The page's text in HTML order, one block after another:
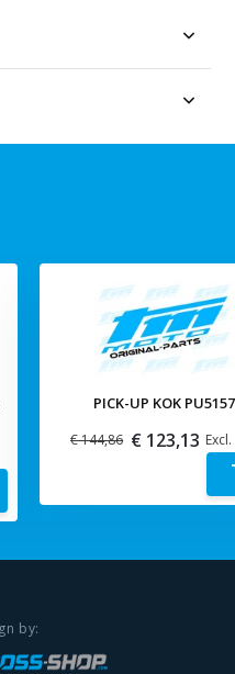
PICK-UP KOK PU5157
€ 144,86 € 123,13